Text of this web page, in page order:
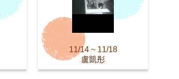
11/14 ~ 11/18
盧凱彤